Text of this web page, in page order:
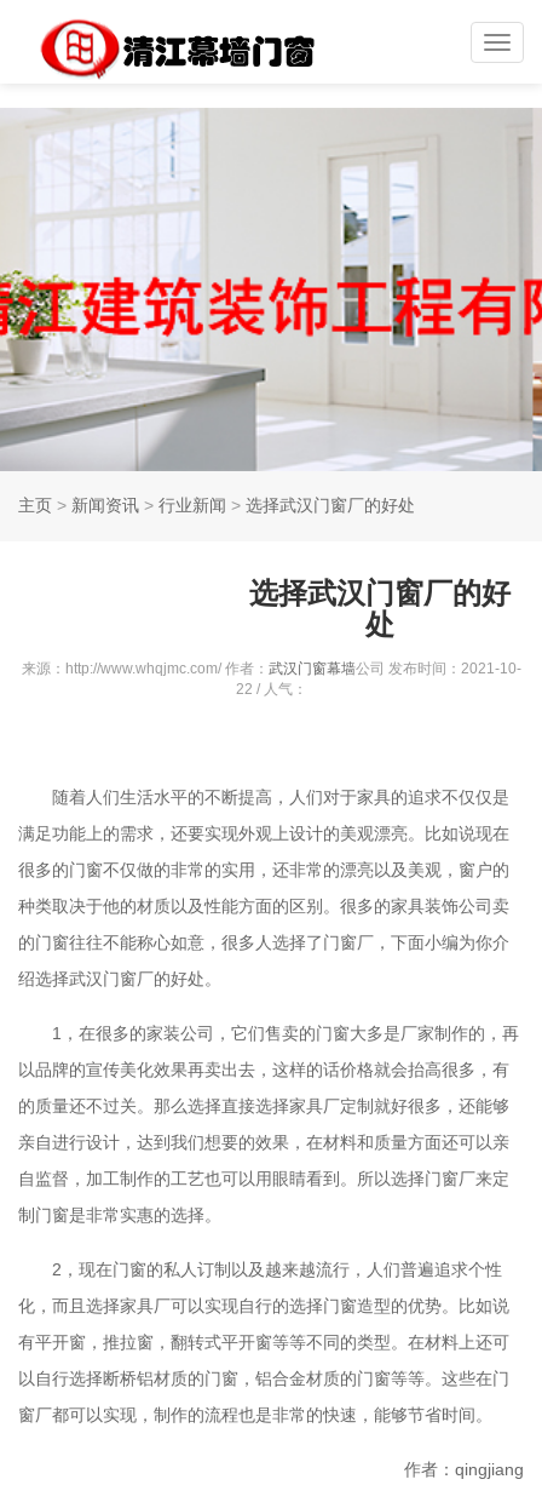
主页 > 新闻资讯 > 行业新闻 > 选择武汉门窗厂的好处
选择武汉门窗厂的好
处
来源：http://www.whqjmc.com/ 作者： 武汉门窗幕墙公司 发布时间：2021-10-
22 / 人气：
随着人们生活水平的不断提高，人们对于家具的追求不仅仅是
满足功能上的需求，还要实现外观上设计的美观漂亮。比如说现在
很多的门窗不仅做的非常的实用，还非常的漂亮以及美观，窗户的
种类取决于他的材质以及性能方面的区别。很多的家具装饰公司卖
的门窗往往不能称心如意，很多人选择了门窗厂，下面小编为你介
绍选择武汉门窗厂的好处。
1，在很多的家装公司，它们售卖的门窗大多是厂家制作的，再
以品牌的宣传美化效果再卖出去，这样的话价格就会抬高很多，有
的质量还不过关。那么选择直接选择家具厂定制就好很多，还能够
亲自进行设计，达到我们想要的效果，在材料和质量方面还可以亲
自监督，加工制作的工艺也可以用眼睛看到。所以选择门窗厂来定
制门窗是非常实惠的选择。
2，现在门窗的私人订制以及越来越流行，人们普遍追求个性
化，而且选择家具厂可以实现自行的选择门窗造型的优势。比如说
有平开窗，推拉窗，翻转式平开窗等等不同的类型。在材料上还可
以自行选择断桥铝材质的门窗，铝合金材质的门窗等等。这些在门
窗厂都可以实现，制作的流程也是非常的快速，能够节省时间。
作者：qingjiang